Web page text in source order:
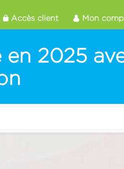
Accès client Mon
en 2025